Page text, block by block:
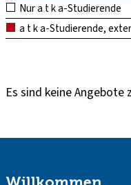
Nur a t k a-Studierende
a t k a-Studierende,
Es sind keine Angebote